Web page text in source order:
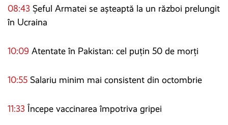
08:43 Șeful Armatei se așteaptă la un război prelungit
în Ucraina
10:09 Atentate în Pakistan: cel puțin 50 de morți
10:55 Salariu minim mai consistent din octombrie
11:33 Începe vaccinarea împotriva gripei